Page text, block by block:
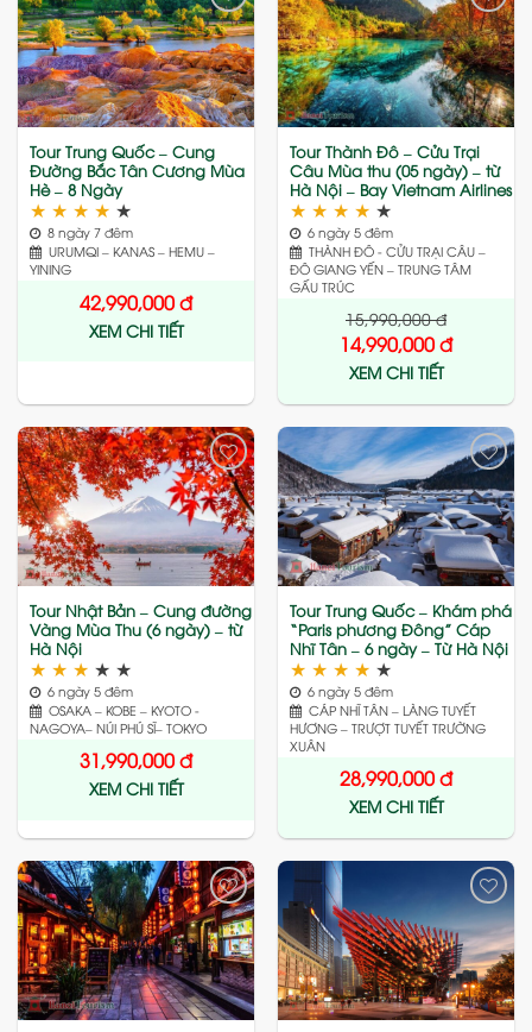
Add
to
wishlist
Tour Trung Quốc – Cung
Đường Bắc Tân Cương Mùa
Hè – 8 Ngày
★ ★ ★ ★ ★
8 ngày 7 đêm
URUMQI – KANAS – HEMU –
YINING
42,990,000đ
XEM CHI TIẾT
Add
to
wishlist
Tour Thành Đô – Cửu Trại
Câu Mùa thu (05 ngày) – từ
Hà Nội – Bay Vietnam Airlines
★ ★ ★ ★ ★
6 ngày 5 đêm
THÀNH ĐÔ - CỬU TRẠI CÂU –
ĐÔ GIANG YẾN – TRUNG TÂM
GẤU TRÚC
15,990,000đ
14,990,000đ
XEM CHI TIẾT
Add
to
wishlist
Tour Nhật Bản – Cung đường
Vàng Mùa Thu (6 ngày) – từ
Hà Nội
★ ★ ★ ★ ★
6 ngày 5 đêm
OSAKA – KOBE – KYOTO -
NAGOYA– NÚI PHÚ SĨ– TOKYO
31,990,000đ
XEM CHI TIẾT
Add
to
wishlist
Tour Trung Quốc – Khám phá
“Paris phương Đông” Cáp
Nhĩ Tân – 6 ngày – Từ Hà Nội
★ ★ ★ ★ ★
6 ngày 5 đêm
CÁP NHĨ TÂN – LÀNG TUYẾT
HƯƠNG – TRƯỢT TUYẾT TRƯỜNG
XUÂN
28,990,000đ
XEM CHI TIẾT
Add
to
wishlist
Add
to
wishlist